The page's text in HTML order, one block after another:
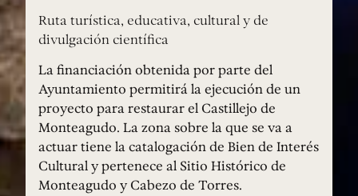
Ruta turística, educativa, cultural y de
divulgación científica
La financiación obtenida por parte del
Ayuntamiento permitirá la ejecución de un
proyecto para restaurar el Castillejo de
Monteagudo. La zona sobre la que se va a
actuar tiene la catalogación de Bien de Interés
Cultural y pertenece al Sitio Histórico de
Monteagudo y Cabezo de Torres.